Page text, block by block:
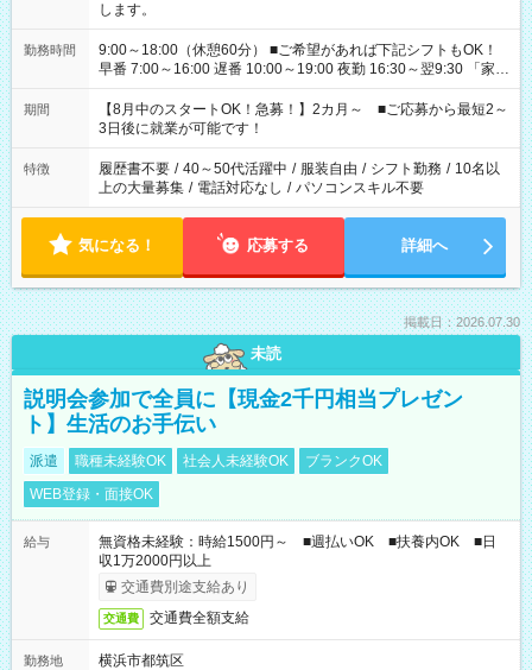
します。
勤務時間
9:00～18:00（休憩60分） ■ご希望があれば下記シフトもOK！
早番 7:00～16:00 遅番 10:00～19:00 夜勤 16:30～翌9:30 「家族
と休みを合わせたい」 「余裕を持って夕飯の準備がしたい」
「できれば残業はしたくない」 など、ご希望を教えてください
ね。 ※Wワーク希望の方へ 今ご覧のお仕事で希望する勤務時間
と、もう1つのお仕事の勤務時間。 合計で週40時間を超える場
合は応募できません。
期間
【8月中のスタートOK！急募！】2カ月～ ■ご応募から最短2～
3日後に就業が可能です！
特徴 履歴書不要 / 40～50代活躍中 / 服装自由 / シフト勤務 / 10名以
上の大量募集 / 電話対応なし / パソコンスキル不要
気になる！ 応募する 詳細へ
掲載日：2026.07.30
未読
説明会参加で全員に【現金2千円相当プレゼン
ト】生活のお手伝い
派遣 職種未経験OK 社会人未経験OK
ブランクOK
WEB登録・面接OK
給与
無資格未経験：時給1500円～ ■週払いOK ■扶養内OK ■日
収1万2000円以上
交通費別途支給あり
交通費 交通費全額支給
勤務地
横浜市都筑区